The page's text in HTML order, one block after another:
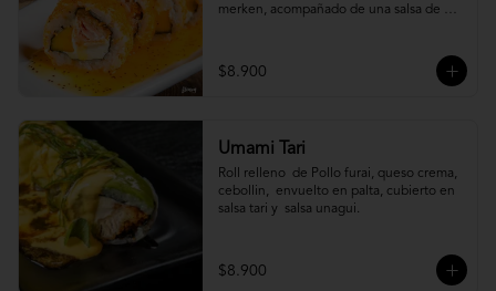
merken, acompañado de una salsa de
$8.900
Umami Tari
Roll relleno  de Pollo furai, queso crema,
cebollin,  envuelto en palta, cubierto en
salsa tari y  salsa unagui.
$8.900